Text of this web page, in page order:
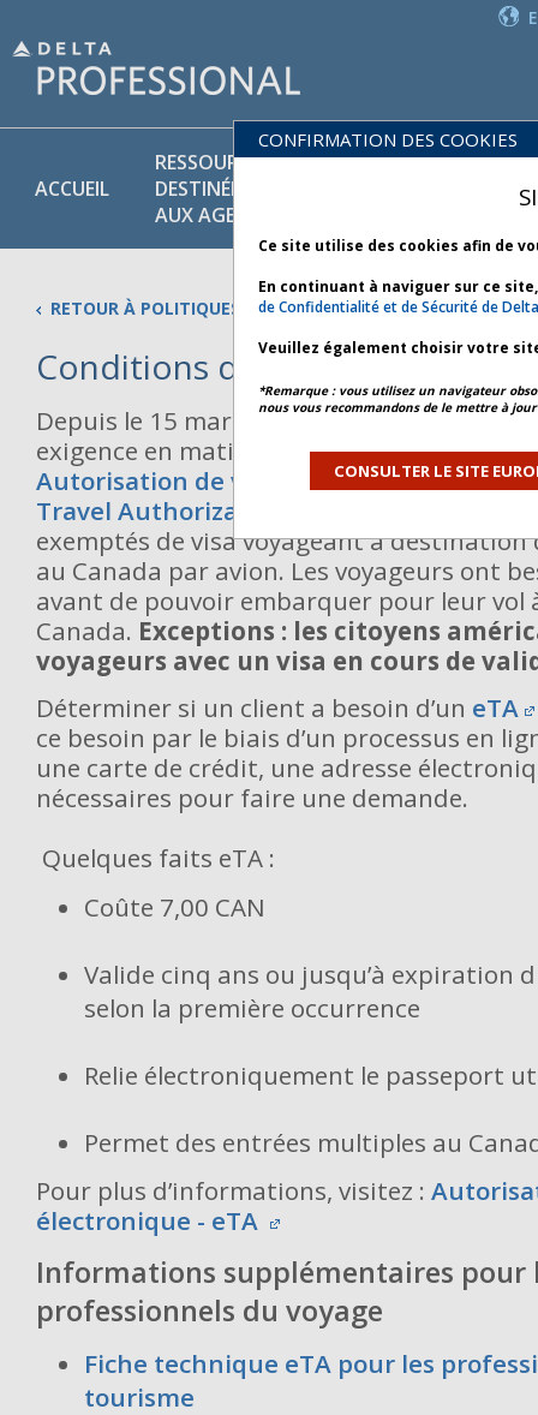
ACCUEIL
RESSOURCES
DESTINÉES
AUX AGENTS
ET
RETOUR À POLITIQUES COMMERCIALES
Conditions d’entrée au
Depuis le 15 mars 2016, le Canada a
exigence en matière d’entrée sur son
Autorisation de voyage électronique
Travel Authorization)
exemptés de visa voyageant à
au Canada par avion. Les voyageurs ont
avant de pouvoir embarquer pour leur
Canada. Exceptions : les citoyens
voyageurs avec un visa en cours de
Déterminer si un client a besoin d’un eTA
ce besoin par le biais d’un processus en
une carte de crédit, une adresse
nécessaires pour faire une demande.
Quelques faits eTA :
Coûte 7,00 CAN
Valide cinq ans ou jusqu’à expiration
selon la première occurrence
Relie électroniquement le passeport
Permet des entrées multiples au
Pour plus d’informations, visitez :
électronique - eTA
Informations supplémentaires pour
professionnels du voyage
Fiche technique eTA pour les
tourisme
CONFIRMATION DES COOKIES
Ce site utilise des cookies afin de
En continuant à naviguer sur ce
de Confidentialité et de Sécurité de Delta
Veuillez également choisir votre
*Remarque : vous utilisez un navigateur
nous vous recommandons de le mettre à
CONSULTER LE SITE